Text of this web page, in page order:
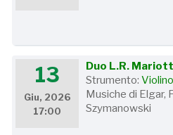
13
Giu, 2026
17:00
Duo L.R.
Strumento:
Musiche di Elgar,
Szymanowski